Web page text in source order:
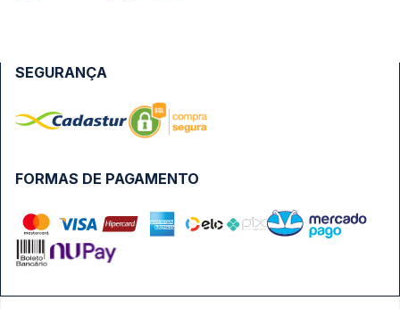
FORMAS DE PAGAMENTO
SEGURANÇA